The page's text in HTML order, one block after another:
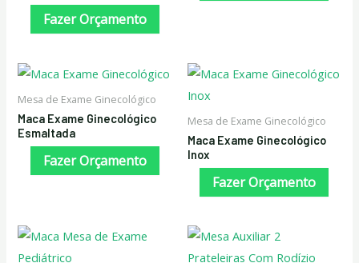
Fazer Orçamento
Mesa de Exame Ginecológico
Maca Exame Ginecológico
Esmaltada
Fazer Orçamento
Mesa de Exame Ginecológico
Maca Exame Ginecológico
Inox
Fazer Orçamento